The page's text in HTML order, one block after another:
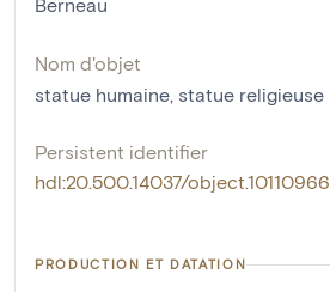
Nom d'objet
statue humaine, statue religieuse
Persistent identifier
hdl:20.500.14037/object.10110966
PRODUCTION ET DATATION